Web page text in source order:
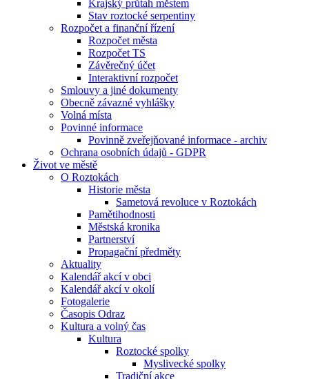
Krajský průtah městem
Stav roztocké serpentiny
Rozpočet a finanční řízení
Rozpočet města
Rozpočet TS
Závěrečný účet
Interaktivní rozpočet
Smlouvy a jiné dokumenty
Obecně závazné vyhlášky
Volná místa
Povinné informace
Povinně zveřejňované informace - archiv
Ochrana osobních údajů - GDPR
Život ve městě
O Roztokách
Historie města
Sametová revoluce v Roztokách
Pamětihodnosti
Městská kronika
Partnerství
Propagační předměty
Aktuality
Kalendář akcí v obci
Kalendář akcí v okolí
Fotogalerie
Časopis Odraz
Kultura a volný čas
Kultura
Roztocké spolky
Myslivecké spolky
Tradiční akce